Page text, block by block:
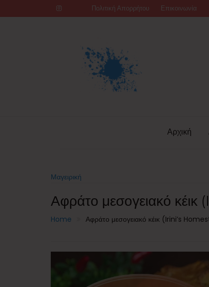
to
Πολιτική Απορρήτου Επικοινωνία
Αρχική
Μαγειρική
Αφράτο μεσογειακό
Home Αφράτο μεσογειακό κέικ (Irini’s